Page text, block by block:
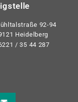
92-94
Heidelberg
/ 35 44 287